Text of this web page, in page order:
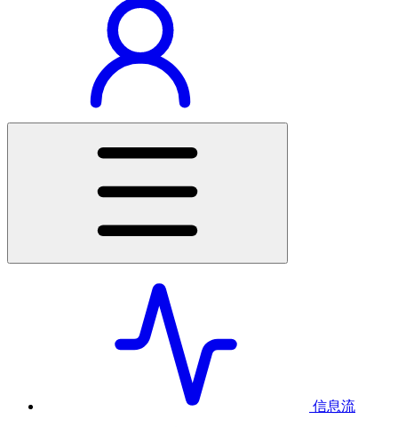
信息流